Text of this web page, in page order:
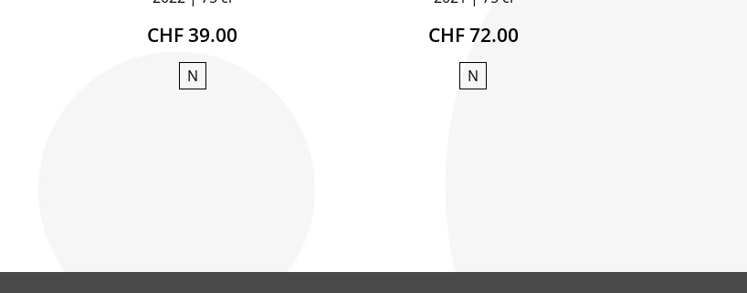
CHF 39.00
N
CHF 72.00
N